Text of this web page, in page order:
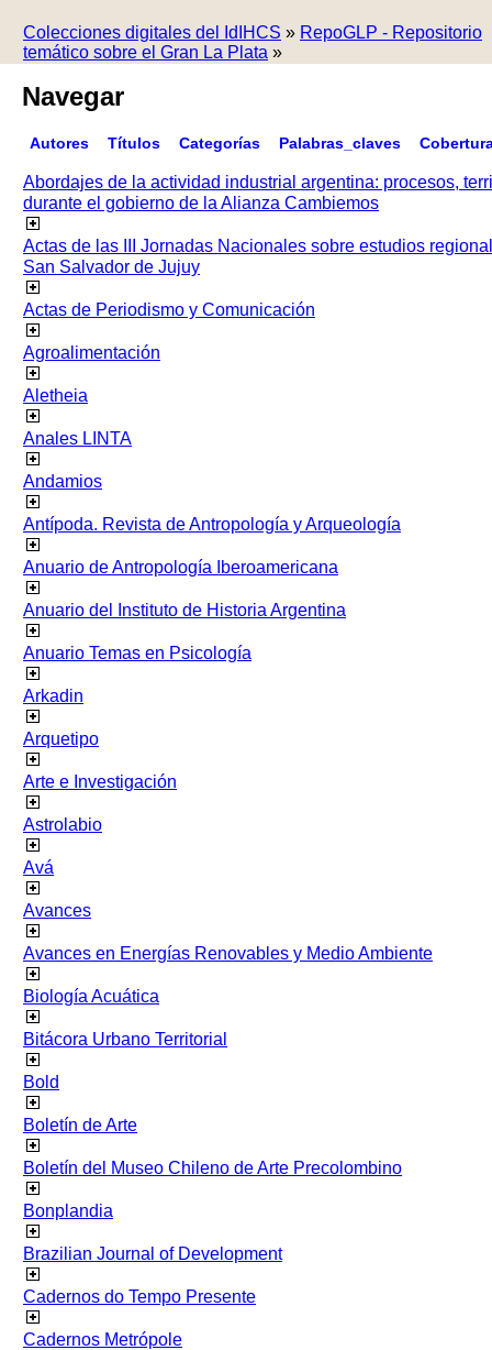
Colecciones digitales del IdIHCS » RepoGLP - Repositorio
temático sobre el Gran La Plata »
Navegar
Autores Títulos Categorías Palabras_claves
Abordajes de la actividad industrial argentina: procesos,
durante el gobierno de la Alianza Cambiemos
Actas de las III Jornadas Nacionales sobre estudios
San Salvador de Jujuy
Actas de Periodismo y Comunicación
Agroalimentación
Aletheia
Anales LINTA
Andamios
Antípoda. Revista de Antropología y Arqueología
Anuario de Antropología Iberoamericana
Anuario del Instituto de Historia Argentina
Anuario Temas en Psicología
Arkadin
Arquetipo
Arte e Investigación
Astrolabio
Avá
Avances
Avances en Energías Renovables y Medio Ambiente
Biología Acuática
Bitácora Urbano Territorial
Bold
Boletín de Arte
Boletín del Museo Chileno de Arte Precolombino
Bonplandia
Brazilian Journal of Development
Cadernos do Tempo Presente
Cadernos Metrópole